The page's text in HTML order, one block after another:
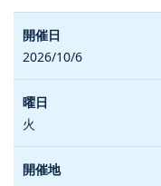
2026/10/6
火